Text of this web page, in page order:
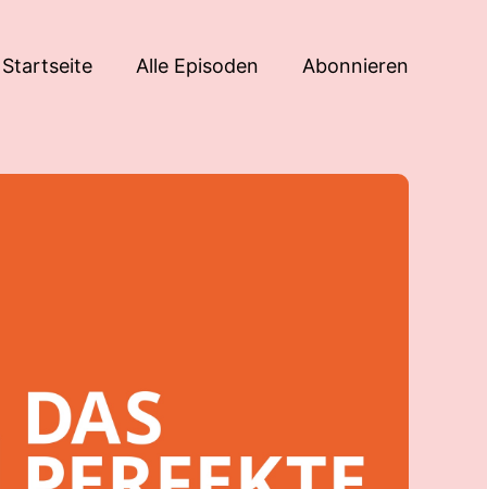
Startseite Alle Episoden Abonnieren